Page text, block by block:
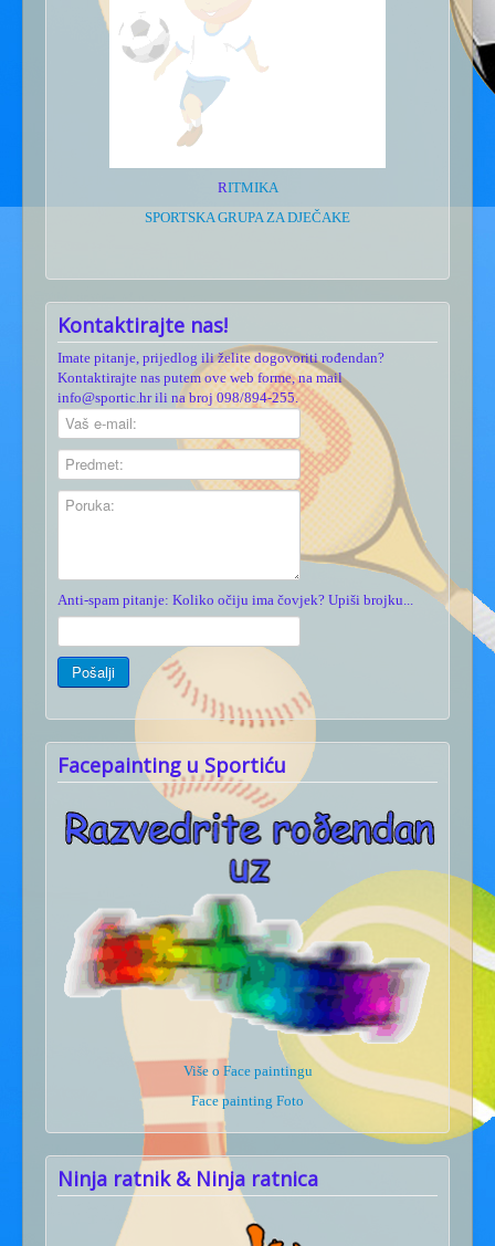
RITMIKA
SPORTSKA GRUPA ZA DJEČAKE
Kontaktirajte nas!
Imate pitanje, prijedlog ili želite dogovoriti rođendan?
Kontaktirajte nas putem ove web forme, na mail
info@sportic.hr ili na broj 098/894-255.
Anti-spam pitanje: Koliko očiju ima čovjek? Upiši brojku...
Facepainting u Sportiću
Više o Face paintingu
Face painting Foto
Ninja ratnik & Ninja ratnica